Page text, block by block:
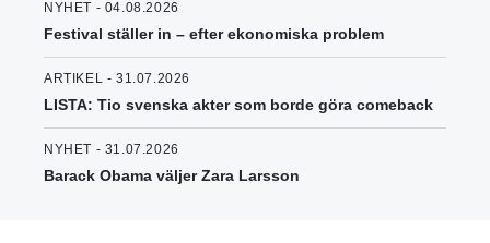
NYHET - 04.08.2026
Festival ställer in – efter ekonomiska problem
ARTIKEL - 31.07.2026
LISTA: Tio svenska akter som borde göra comeback
NYHET - 31.07.2026
Barack Obama väljer Zara Larsson